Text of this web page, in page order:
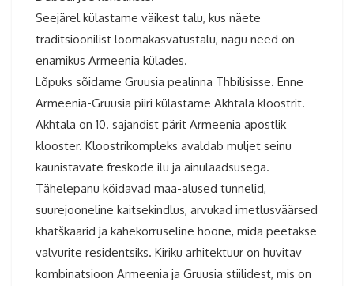
Seejärel külastame väikest talu, kus näete
traditsioonilist loomakasvatustalu, nagu need on
enamikus Armeenia külades.
Lõpuks sõidame Gruusia pealinna Thbilisisse. Enne
Armeenia-Gruusia piiri külastame Akhtala kloostrit.
Akhtala on 10. sajandist pärit Armeenia apostlik
klooster. Kloostrikompleks avaldab muljet seinu
kaunistavate freskode ilu ja ainulaadsusega.
Tähelepanu köidavad maa-alused tunnelid,
suurejooneline kaitsekindlus, arvukad imetlusväärsed
khatškaarid ja kahekorruseline hoone, mida peetakse
valvurite residentsiks. Kiriku arhitektuur on huvitav
kombinatsioon Armeenia ja Gruusia stiilidest, mis on